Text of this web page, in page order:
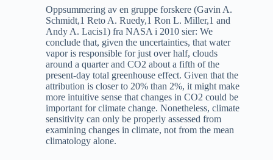
Oppsummering av en gruppe forskere (Gavin A.
Schmidt,1 Reto A. Ruedy,1 Ron L. Miller,1 and
Andy A. Lacis1) fra NASA i 2010 sier: We
conclude that, given the uncertainties, that water
vapor is responsible for just over half, clouds
around a quarter and CO2 about a fifth of the
present‐day total greenhouse effect. Given that the
attribution is closer to 20% than 2%, it might make
more intuitive sense that changes in CO2 could be
important for climate change. Nonetheless, climate
sensitivity can only be properly assessed from
examining changes in climate, not from the mean
climatology alone.